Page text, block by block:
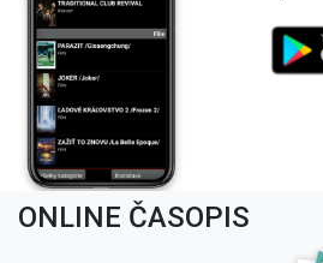
ONLINE ČASOPIS